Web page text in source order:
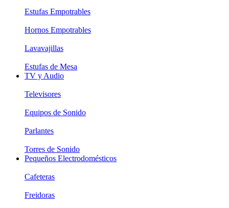
Estufas Empotrables
Hornos Empotrables
Lavavajillas
Estufas de Mesa
TV y Audio
Televisores
Equipos de Sonido
Parlantes
Torres de Sonido
Pequeños Electrodomésticos
Cafeteras
Freidoras